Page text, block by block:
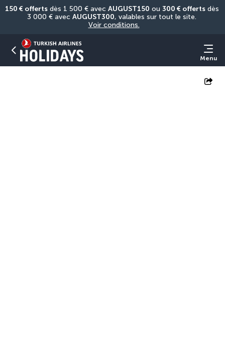
150 € offerts dès 1 500 € avec AUGUST150 ou 300 € offerts dès
3 000 € avec AUGUST300
Voir conditions.
Menu